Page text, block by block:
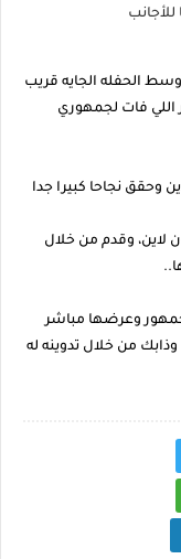
الحفله الجايه قريب
فات لجمهوري
وحقق نجاحا كبيرا جدا
لاين، وقدم من خلال
وعرضها مباشر
من خلال تدوينه له